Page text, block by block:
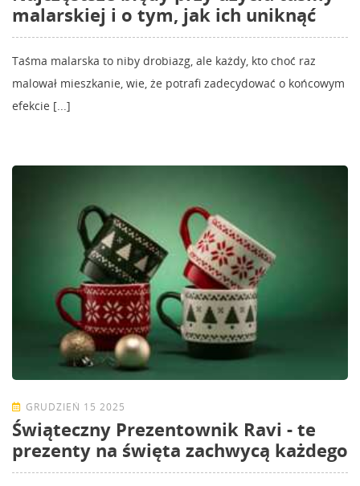
malarskiej i o tym, jak ich uniknąć
Taśma malarska to niby drobiazg, ale każdy, kto choć raz
malował mieszkanie, wie, że potrafi zadecydować o końcowym
efekcie [...]
GRUDZIEŃ 15 2025
Świąteczny Prezentownik Ravi - te
prezenty na święta zachwycą każdego